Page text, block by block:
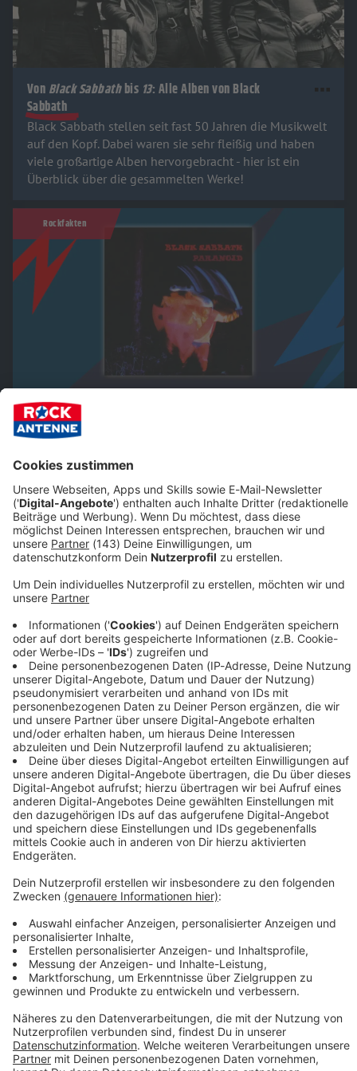
Von Black Sabbathbis 13: Alle Alben von Black
Sabbath
Black Sabbath stellen seit fast 50 Jahren die Musikwelt
auf den Kopf. Dabei waren sie sehr fleißig und haben
viele großartige Alben hervorgebracht - hier ist ein
Überblick über die gesammelten Werke!
Rockfakten
Black Sabbath -
Meilenstein
immer verändern. Dabei wurden sie zuvor noch von
ihrem engsten Umkreis ausgelacht.
Nach oben >>